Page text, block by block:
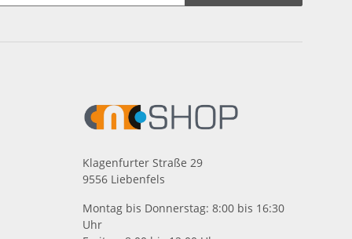
Klagenfurter Straße 29
9556 Liebenfels
Montag bis Donnerstag: 8:00 bis 16:30
Uhr